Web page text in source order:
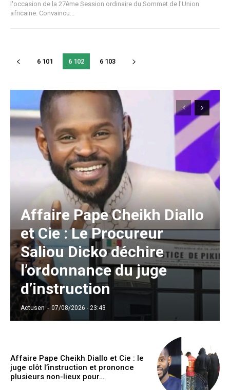
l'occasion de la 27ème Session ordinaire du Sommet de l'Union
africaine. Convaincu...
6 101 6 102 6 103
Affaire Pape Cheikh Diallo
et Cie : Le Procureur
Saliou Dicko déchire
l’ordonnance du juge
d’instruction
Actusen - 07/08/2026 - 23:43
Affaire Pape Cheikh Diallo et Cie : le
juge clôt l’instruction et prononce
plusieurs non-lieux pour…